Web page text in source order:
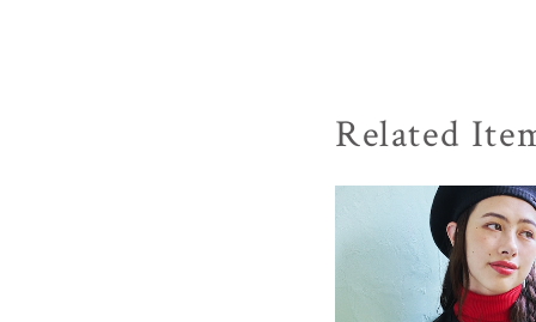
Related